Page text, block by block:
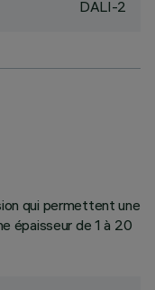
DALI-2
qui permettent une
épaisseur de 1 à 20